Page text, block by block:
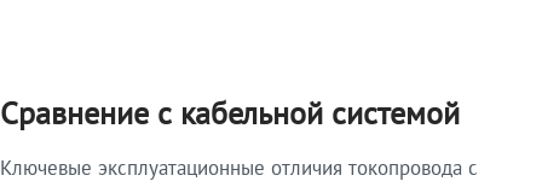
Сравнение с кабельной системой
Ключевые эксплуатационные отличия токопровода с